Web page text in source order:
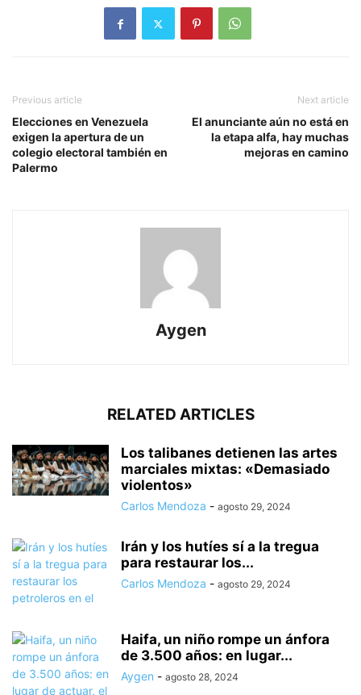
Previous article
Elecciones en Venezuela
exigen la apertura de un
colegio electoral también en
Palermo
Next article
El anunciante aún no está en
la etapa alfa, hay muchas
mejoras en camino
Aygen
RELATED ARTICLES
Los talibanes detienen las artes
marciales mixtas: «Demasiado
violentos»
Carlos Mendoza - agosto 29, 2024
Irán y los hutíes sí a la tregua
para restaurar los...
Carlos Mendoza - agosto 29, 2024
Haifa, un niño rompe un ánfora
de 3.500 años: en lugar...
Aygen - agosto 28, 2024